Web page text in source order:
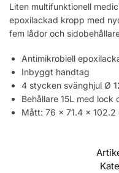
Liten multifunktionell
epoxilackad kropp med
fem lådor och
Antimikrobiell
Inbyggt handtag
4 stycken svänghjul Ø
Behållare 15L med lock
Mått: 76 x 71.4 x 102.2